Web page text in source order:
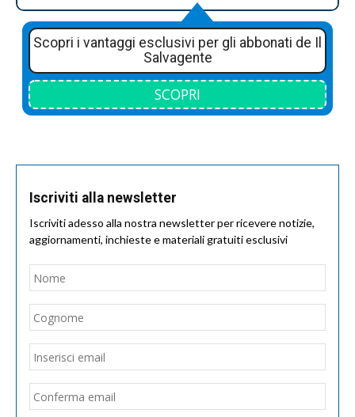
Scopri i vantaggi esclusivi per gli abbonati de Il
Salvagente
SCOPRI
Iscriviti alla newsletter
Iscriviti adesso alla nostra newsletter per ricevere notizie,
aggiornamenti, inchieste e materiali gratuiti esclusivi
Nome
Email